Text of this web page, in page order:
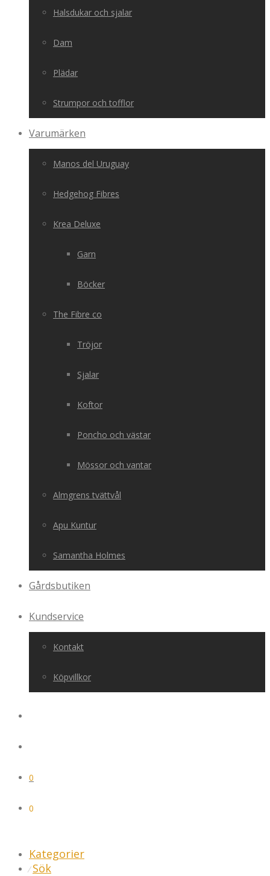
Halsdukar och sjalar
Dam
Plädar
Strumpor och tofflor
Varumärken
Manos del Uruguay
Hedgehog Fibres
Krea Deluxe
Garn
Böcker
The Fibre co
Tröjor
Sjalar
Koftor
Poncho och västar
Mössor och vantar
Almgrens tvättvål
Apu Kuntur
Samantha Holmes
Gårdsbutiken
Kundservice
Kontakt
Köpvillkor
0
0
Kategorier
⁄ Sök